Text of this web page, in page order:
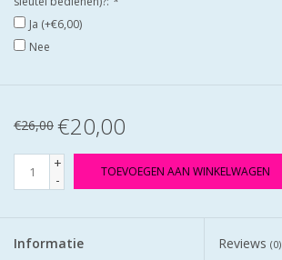
Ja (+€6,00)
Nee
€26,00 €20,00
+
-
TOEVOEGEN AAN WINKELWAGEN
Informatie Reviews (0)